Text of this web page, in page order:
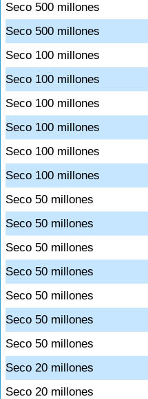
Seco 500 millones
Seco 500 millones
Seco 100 millones
Seco 100 millones
Seco 100 millones
Seco 100 millones
Seco 100 millones
Seco 100 millones
Seco 50 millones
Seco 50 millones
Seco 50 millones
Seco 50 millones
Seco 50 millones
Seco 50 millones
Seco 50 millones
Seco 20 millones
Seco 20 millones